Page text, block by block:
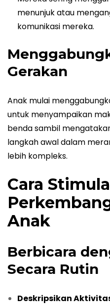
menunjuk atau
komunikasi mereka.
Gerakan
Anak mulai
untuk menyampaikan
benda sambil
langkah awal dalam
lebih kompleks.
Cara
Anak
Berbicara
Secara Rutin
Deskripsikan